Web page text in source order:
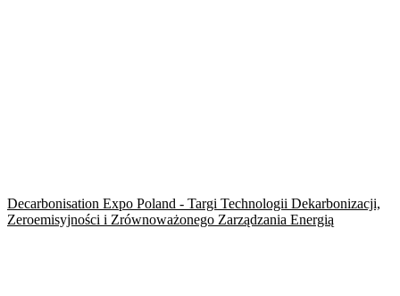
Decarbonisation Expo Poland - Targi Technologii Dekarbonizacji,
Zeroemisyjności i Zrównoważonego Zarządzania Energią